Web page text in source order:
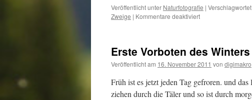
Veröffentlicht unter Naturfotografie |
Zweige | Kommentare deaktiviertfür
Erste Vorboten des Winters
Veröffentlicht am 16. November 2011 von digimakro
Früh ist es jetzt jeden Tag gefroren. und
ziehen durch die Täler und so ist durch